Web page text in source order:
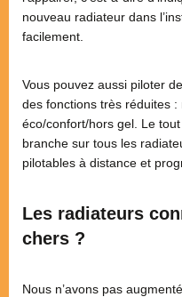
nouveau radiateur dans
facilement.
Vous pouvez aussi piloter
des fonctions très réduites
éco/confort/hors gel. Le
branche sur tous les
pilotables à distance et
Les radiateurs
chers ?
Nous n’avons pas